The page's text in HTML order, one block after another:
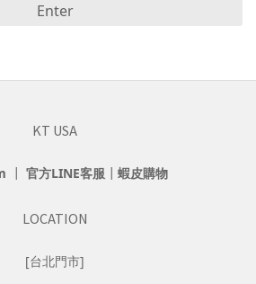
Enter
KT USA
官方LINE客服 蝦皮購物
LOCATION
[台北門市]